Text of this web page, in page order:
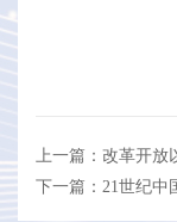
上一篇：改革开
下一篇：21世纪中